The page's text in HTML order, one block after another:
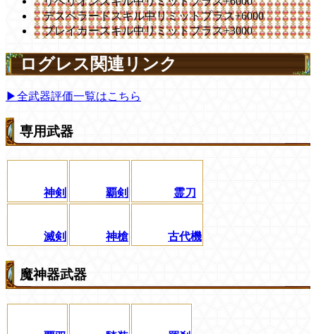
デスペラードスキル中リミットプラス+6000
ブレイカースキル中リミットプラス+3000
ログレス関連リンク
▶全武器評価一覧はこちら
専用武器
神剣 覇剣 霊刀
滅剣 神槍 古代機
魔神器武器